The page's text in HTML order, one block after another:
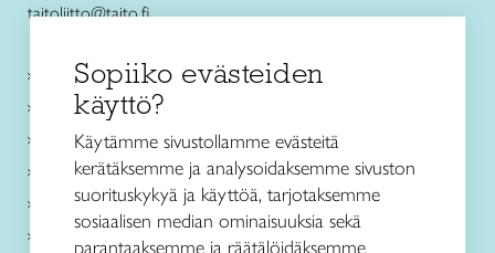
taitoliitto@taito.fi
Käsityökurssit ja koulutus
Ajankohtaista
Käsityöohjeet
Me olemme Taito
Paikallinen toiminta
Verkkokaupat
Sopiiko evästeiden
käyttö?
Käytämme sivustollamme evästeitä
kerätäksemme ja analysoidaksemme sivuston
suorituskykyä ja käyttöä, tarjotaksemme
sosiaalisen median ominaisuuksia sekä
parantaaksemme ja räätälöidäksemme